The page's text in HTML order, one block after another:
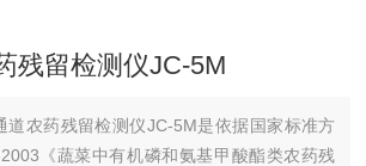
残留检测仪JC-5M
道农药残留检测仪JC-5M是依据国家标准方
《蔬菜中有机磷和氨基甲酸酯类农药残